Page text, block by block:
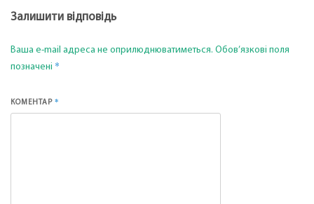
Залишити відповідь
Ваша e-mail адреса не оприлюднюватиметься. Обов’язкові поля
позначені *
КОМЕНТАР *